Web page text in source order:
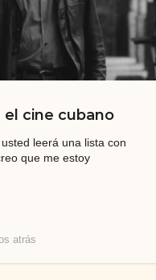
el cine cubano
leerá una lista con
que me estoy
atrás